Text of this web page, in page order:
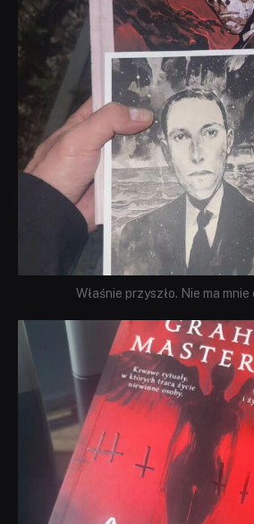
Właśnie przyszło. Nie ma
dobryhorror
Sie 23